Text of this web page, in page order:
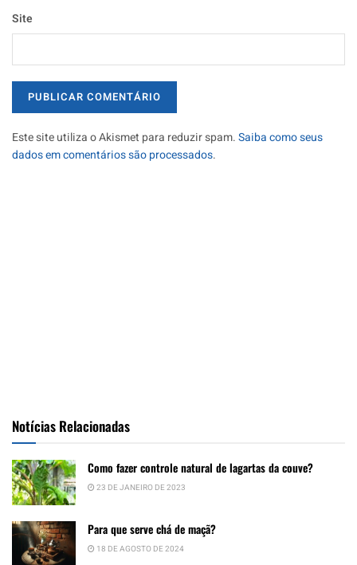
Site
Este site utiliza o Akismet para reduzir spam.Saiba como seus
dados em comentários são processados.
Notícias Relacionadas
Como fazer controle natural de lagartas da couve?
23 DE JANEIRO DE 2023
Para que serve chá de maçã?
18 DE AGOSTO DE 2024